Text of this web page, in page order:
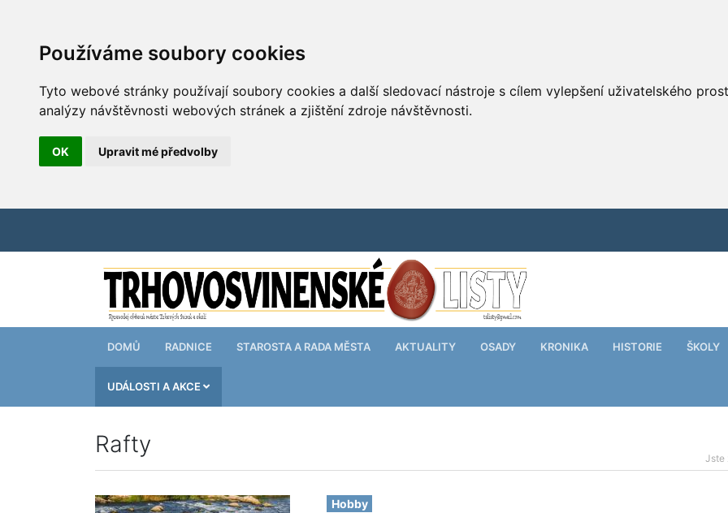
Používáme soubory cookies
Tyto webové stránky používají soubory cookies a další sledovací nástroje s cílem vylepšení uživatelského
analýzy návštěvnosti webových stránek a zjištění zdroje návštěvnosti.
OK Upravit mé předvolby
DOMŮ RADNICE STAROSTA A RADA MĚSTA AKTUALITY OSADY KRONIKA HISTORIE ŠKOLY
UDÁLOSTI A AKCE
Rafty
Jste
Hobby